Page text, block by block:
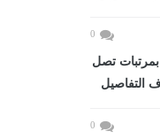
0
تصل
0